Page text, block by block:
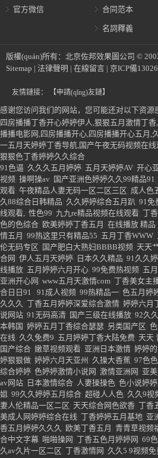
專業(yè)優(yōu)勢(shì) 服務(wù)保障
名詞釋義
版權(quán)所有：北京佐邦效果圖公司 ©
Sitemap|法律聲明|在線留言 |京ICP備
友情鏈接：【申請(qǐng)友鏈】
感谢您访问我们的网站，您可能还对以下资源
四房播播丁香开心婷婷伊人,狠狠五月激情丁
播播电影网,四房播播开心,四房播播开心五月,
一五月天婷婷丁香导航,国产午夜无码视频在
狠狠色丁香婷婷久久综合
91色逼 |久久久五月婷婷|五月天婷婷AV|开心
视频|操啊操av|国产亚洲色婷婷久久99精品91 |
观看 午夜精品人妻无码一区二区三区|成人色
久88综合日韩精品|久久婷婷综合五月趴| 91
线观看,|性色99|九九re精品视频在线观看|丁
色的色综合|欧美婷婷丁香五月|在线播放 精品
情五月 99热这里只有精品55|五月丁香WWW |
伦无码专区|国产肥白大熟妇BBBB视频 |天天
合网|伊人五月天婷婷|日本久久精品|91久久
线播放|五月婷婷六月开心 |99免费热视频 |五
亚洲开心网|www五月天激情com|丁香美女主
合日日91 |91成人视频|99热精品一|色五月婷
久久久|丁香五月婷婷深爱综合激情|婷婷六月
说网站 91无码高清|国产三级在线播放|92久
本韩国|婷婷五月丁香综合瑟瑟|另类国产区|
在线|久久免费9|五月婷婷丁香大陆免费 天天
国产综合|嫩草视频观看 |亚洲日本激情|婷婷的
婷狠狠做|婷婷六月天亚州 |久操大香蕉|97色
综合婷婷|色婷婷激情小说网|激情亚洲网 亚
av网站|日本激情综合 |人妻操操色|色小说婷